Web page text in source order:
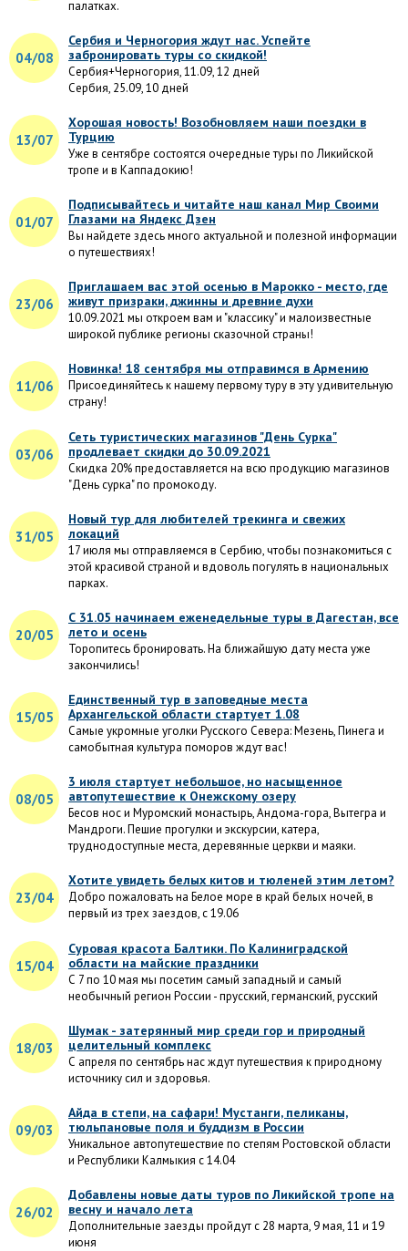
палатках.
04/08
Сербия и Черногория ждут нас. Успейте
забронировать туры со скидкой!
Сербия+Черногория, 11.09, 12 дней
Сербия, 25.09, 10 дней
13/07
Хорошая новость! Возобновляем наши поездки в
Турцию
Уже в сентябре состоятся очередные туры по Ликийской
тропе и в Каппадокию!
01/07
Подписывайтесь и читайте наш канал Мир Своими
Глазами на Яндекс Дзен
Вы найдете здесь много актуальной и полезной информации
о путешествиях!
23/06
Приглашаем вас этой осенью в Марокко - место, где
живут призраки, джинны и древние духи
10.09.2021 мы откроем вам и "классику" и малоизвестные
широкой публике регионы сказочной страны!
11/06
Новинка! 18 сентября мы отправимся в Армению
Присоединяйтесь к нашему первому туру в эту удивительную
страну!
03/06
Сеть туристических магазинов "День Сурка"
продлевает скидки до 30.09.2021
Скидка 20% предоставляется на всю продукцию магазинов
"День сурка" по промокоду.
31/05
Новый тур для любителей трекинга и свежих
локаций
17 июля мы отправляемся в Сербию, чтобы познакомиться с
этой красивой страной и вдоволь погулять в национальных
парках.
20/05
С 31.05 начинаем еженедельные туры в Дагестан, все
лето и осень
Торопитесь бронировать. На ближайшую дату места уже
закончились!
15/05
Единственный тур в заповедные места
Архангельской области стартует 1.08
Самые укромные уголки Русского Севера: Мезень, Пинега и
самобытная культура поморов ждут вас!
08/05
3 июля стартует небольшое, но насыщенное
автопутешествие к Онежскому озеру
Бесов нос и Муромский монастырь, Андома-гора, Вытегра и
Мандроги. Пешие прогулки и экскурсии, катера,
труднодоступные места, деревянные церкви и маяки.
23/04
Хотите увидеть белых китов и тюленей этим летом?
Добро пожаловать на Белое море в край белых ночей, в
первый из трех заездов, с 19.06
15/04
Суровая красота Балтики. По Калиниградской
области на майские праздники
С 7 по 10 мая мы посетим самый западный и самый
необычный регион России - прусский, германский, русский
18/03
Шумак - затерянный мир среди гор и природный
целительный комплекс
С апреля по сентябрь нас ждут путешествия к природному
источнику сил и здоровья.
09/03
Айда в степи, на сафари! Мустанги, пеликаны,
тюльпановые поля и буддизм в России
Уникальное автопутешествие по степям Ростовской области
и Республики Калмыкия с 14.04
26/02
Добавлены новые даты туров по Ликийской тропе на
весну и начало лета
Дополнительные заезды пройдут с 28 марта, 9 мая, 11 и 19
июня